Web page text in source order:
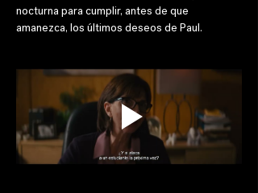
nocturna para cumplir, antes de que
amanezca, los últimos deseos de Paul.